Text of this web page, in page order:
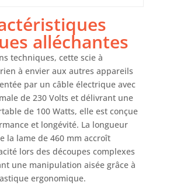
alléchantes
techniques, cette scie à
à envier aux autres appareils
par un câble électrique avec
de 230 Volts et délivrant une
de 100 Watts, elle est conçue
et longévité. La longueur
la lame de 460 mm accroît
lors des découpes complexes
une manipulation aisée grâce à
ergonomique.